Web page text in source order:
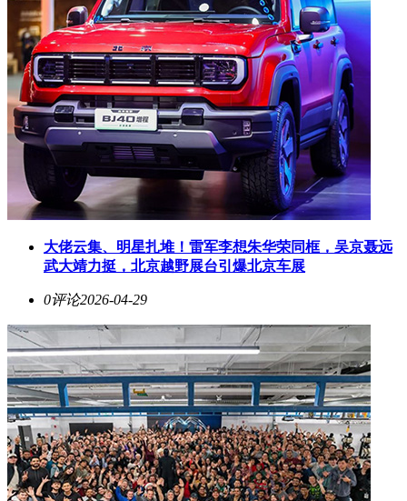
大佬云集、明星扎堆！雷军李想朱华荣同框，吴京聂远
武大靖力挺，北京越野展台引爆北京车展
0评论2026-04-29